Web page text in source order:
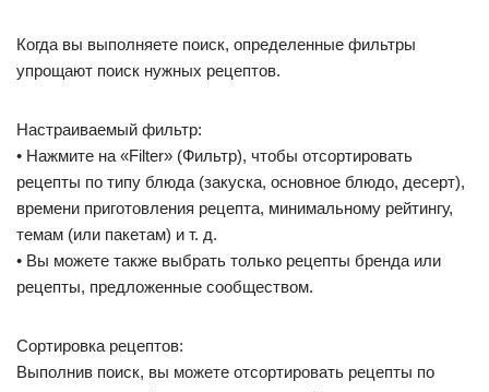
Когда вы выполняете поиск, определенные фильтры
упрощают поиск нужных рецептов.
Настраиваемый фильтр:
• Нажмите на «Filter» (Фильтр), чтобы отсортировать
рецепты по типу блюда (закуска, основное блюдо, десерт),
времени приготовления рецепта, минимальному рейтингу,
темам (или пакетам) и т. д.
• Вы можете также выбрать только рецепты бренда или
рецепты, предложенные сообществом.
Сортировка рецептов:
Выполнив поиск, вы можете отсортировать рецепты по